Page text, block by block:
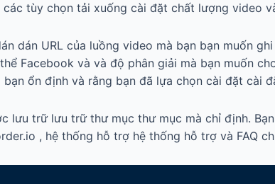
tùy chọn tải xuống cài đặt chất lượng video
dán URL của luồng video mà bạn bạn muốn
Facebook và và độ phân giải mà bạn muốn
ổn định và rằng bạn đã lựa chọn cài đặt cài
lưu trữ lưu trữ thư mục thư mục mà chỉ định.
, hệ thống hỗ trợ hệ thống hỗ trợ và FAQ